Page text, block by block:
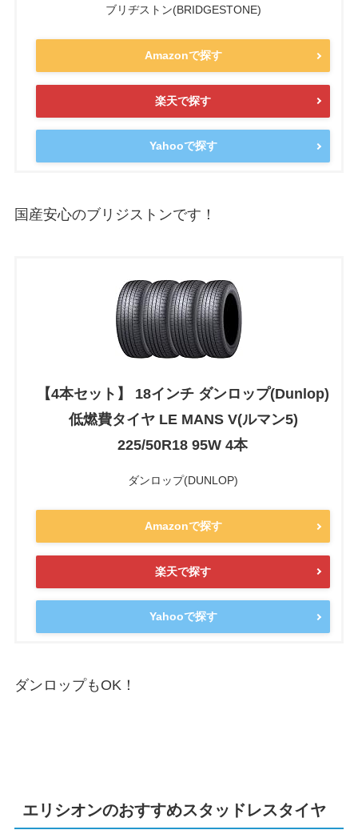
ブリヂストン(BRIDGESTONE)
Amazonで探す
楽天で探す
Yahooで探す
国産安心のブリジストンです！
【4本セット】 18インチ ダンロップ(Dunlop)
低燃費タイヤ LE MANS V(ルマン5)
225/50R18 95W 4本
ダンロップ(DUNLOP)
Amazonで探す
楽天で探す
Yahooで探す
ダンロップもOK！
エリシオンのおすすめスタッドレスタイヤ